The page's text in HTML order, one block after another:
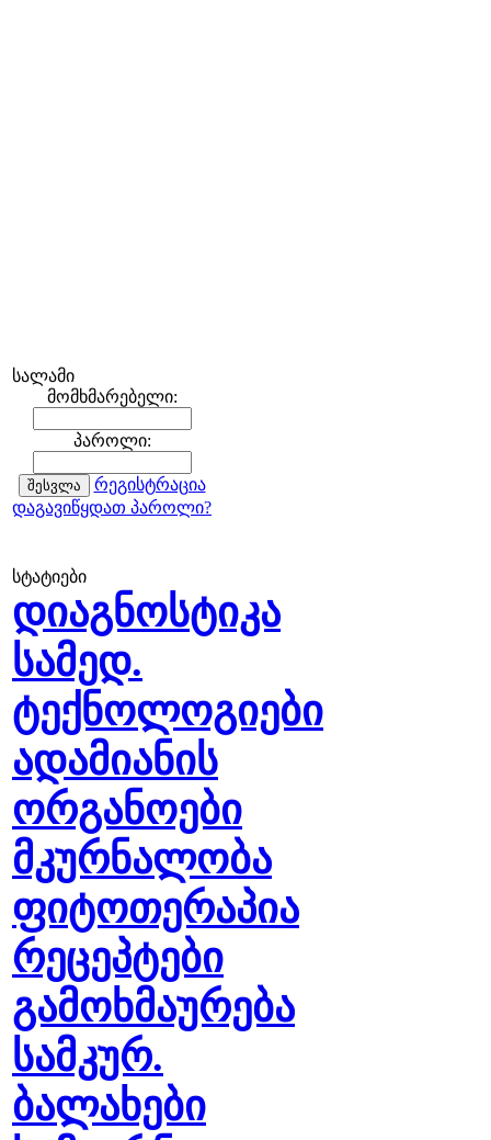
სალამი
მომხმარებელი:
პაროლი:
რეგისტრაცია
დაგავიწყდათ პაროლი?
სტატიები
დიაგნოსტიკა
სამედ.
ტექნოლოგიები
ადამიანის
ორგანოები
მკურნალობა
ფიტოთერაპია
რეცეპტები
გამოხმაურება
სამკურ.
ბალახები